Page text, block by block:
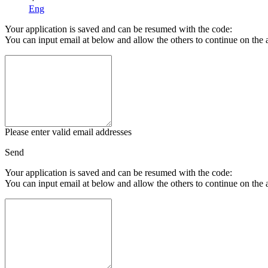
Eng
Your application is saved and can be resumed with the code:
You can input email at below and allow the others to continue on the
Please enter valid email addresses
Send
Your application is saved and can be resumed with the code:
You can input email at below and allow the others to continue on the